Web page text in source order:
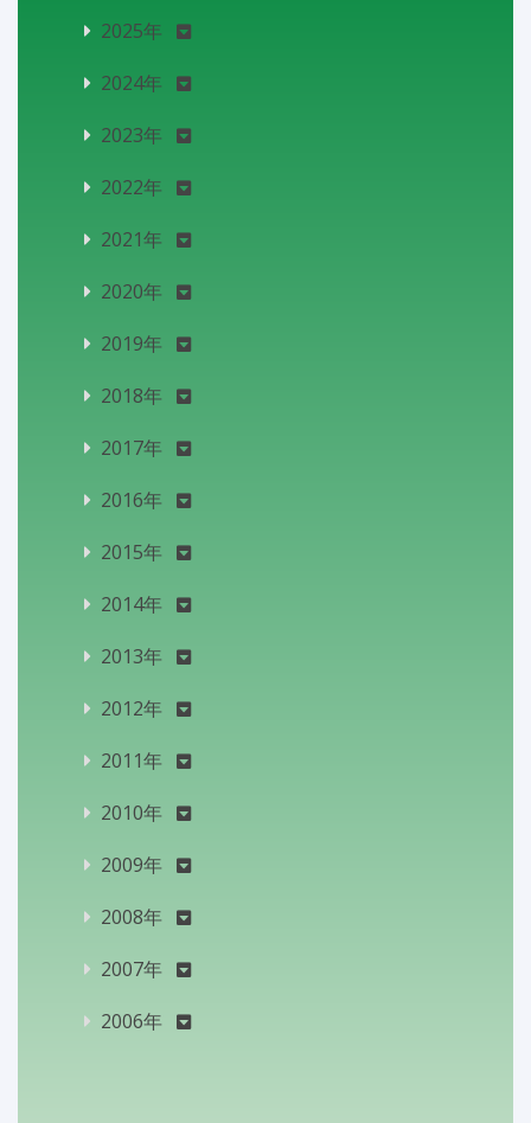
2025年
2024年
2023年
2022年
2021年
2020年
2019年
2018年
2017年
2016年
2015年
2014年
2013年
2012年
2011年
2010年
2009年
2008年
2007年
2006年